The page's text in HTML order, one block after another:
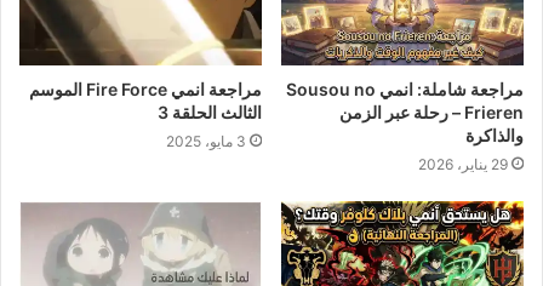
مراجعة شاملة: انمي Sousou no
Frieren – رحلة عبر الزمن
والذاكرة
29 يناير، 2026
مراجعة انمي Fire Force الموسم
الثالث الحلقة 3
3 مايو، 2025